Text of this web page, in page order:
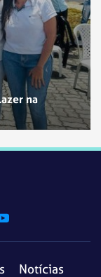
na
Notícias